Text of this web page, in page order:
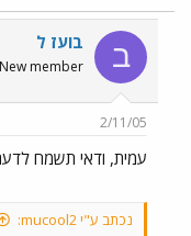
ב בועז ל
New member
2/11/05
עמית, ודאי תשמח
נכתב ע"י mucool2: